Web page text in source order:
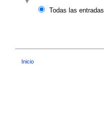
Todas las entradas
Inicio